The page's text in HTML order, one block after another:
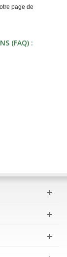
page de
(FAQ) :